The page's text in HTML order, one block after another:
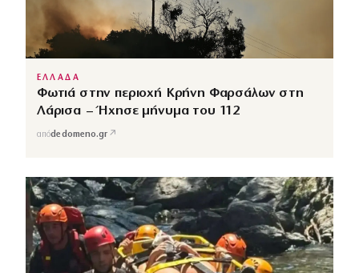
ΕΛΛΑΔΑ
Φωτιά στην περιοχή Κρήνη Φαρσάλων στη
Λάρισα – Ήχησε μήνυμα του 112
απόdedomeno.gr ↗